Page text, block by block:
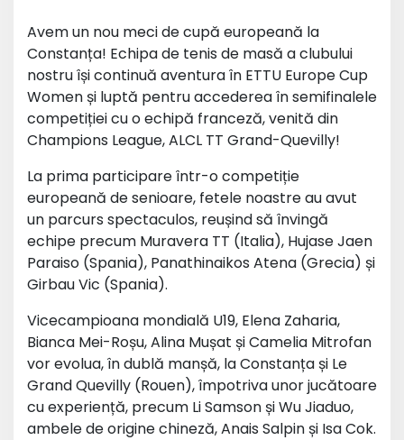
Avem un nou meci de cupă europeană la
Constanța! Echipa de tenis de masă a clubului
nostru își continuă aventura în ETTU Europe Cup
Women și luptă pentru accederea în semifinalele
competiției cu o echipă franceză, venită din
Champions League, ALCL TT Grand-Quevilly!
La prima participare într-o competiție
europeană de senioare, fetele noastre au avut
un parcurs spectaculos, reușind să învingă
echipe precum Muravera TT (Italia), Hujase Jaen
Paraiso (Spania), Panathinaikos Atena (Grecia) și
Girbau Vic (Spania).
Vicecampioana mondială U19, Elena Zaharia,
Bianca Mei-Roșu, Alina Mușat și Camelia Mitrofan
vor evolua, în dublă manșă, la Constanța și Le
Grand Quevilly (Rouen), împotriva unor jucătoare
cu experiență, precum Li Samson și Wu Jiaduo,
ambele de origine chineză, Anais Salpin și Isa Cok.